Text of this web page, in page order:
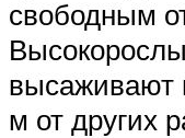
свободным
высаживают
м от других